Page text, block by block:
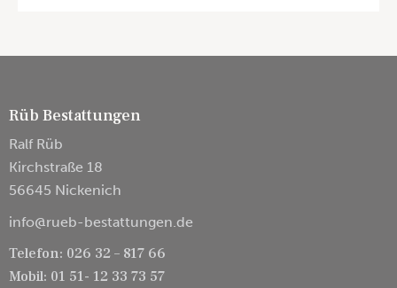
Rüb Bestattungen
Ralf Rüb
Kirchstraße 18
56645 Nickenich
info@rueb-bestattungen.de
Telefon: 026 32 – 817 66
Mobil: 01 51- 12 33 73 57